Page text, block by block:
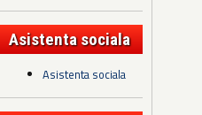
Asistenta sociala
Asistenta sociala